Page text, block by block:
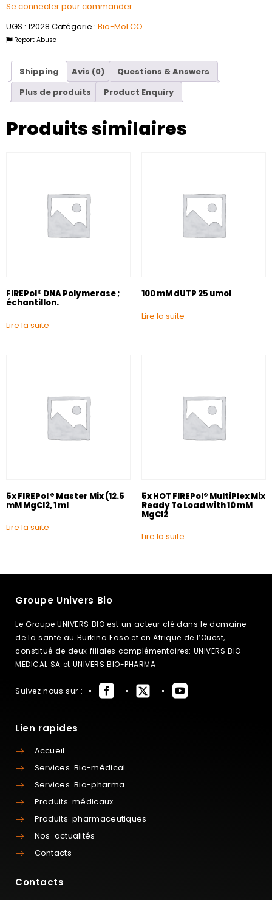
Se connecter pour commander
UGS : 12028 Catégorie : Bio-Mol CO
Report Abuse
Shipping Avis (0)
Questions & Answers
Plus de produits
Product Enquiry
Produits similaires
FIREPol® DNA Polymerase ;
échantillon.
Lire la suite
100 mM dUTP 25 umol
Lire la suite
5x FIREPol ® Master Mix (12.5
mM MgCl2, 1 ml
Lire la suite
5x HOT FIREPol® MultiPlex Mix
Ready To Load with 10 mM
MgCl2
Lire la suite
Groupe Univers Bio
Le Groupe UNIVERS BIO est un acteur clé dans le domaine
de la santé au Burkina Faso et en Afrique de l’Ouest,
constitué de deux filiales complémentaires: UNIVERS BIO-
MEDICAL SA et UNIVERS BIO-PHARMA
Suivez nous sur :
Lien rapides
Accueil
Services Bio-médical
Services Bio-pharma
Produits médicaux
Produits pharmaceutiques
Nos actualités
Contacts
Contacts